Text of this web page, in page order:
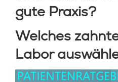
gute Praxis?
Welches
Labor